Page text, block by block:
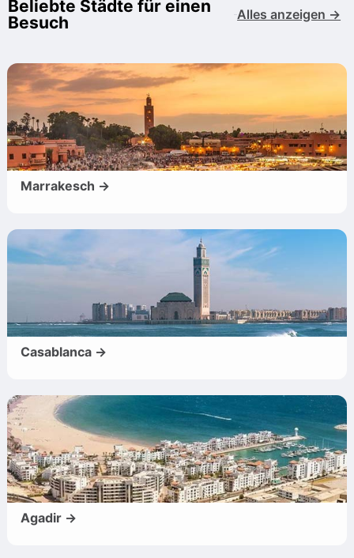
Beliebte Städte für einen
Besuch
Alles anzeigen →
Marrakesch →
Casablanca →
Agadir →